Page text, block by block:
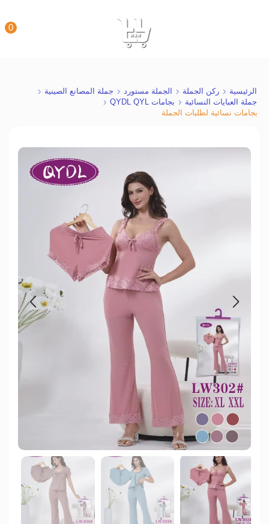
0
الرئيسية ركن الجملة الجملة مستورد
جملة المصانع الصينية
جملة العبايات النسائية
بجامات QYDL QYL
بجامات نسائية لطلبات الجملة